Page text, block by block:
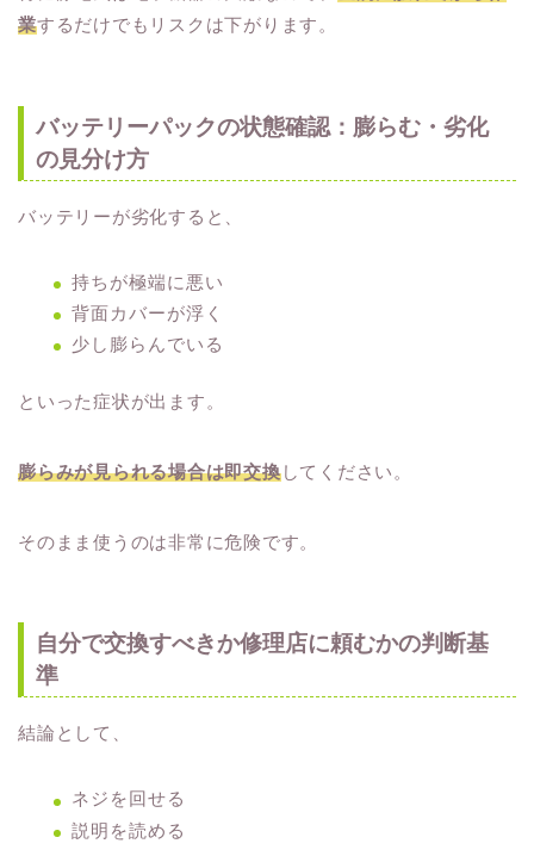
業するだけでもリスクは下がります。
バッテリーパックの状態確認：膨らむ・劣化
の見分け方
バッテリーが劣化すると、
持ちが極端に悪い
背面カバーが浮く
少し膨らんでいる
といった症状が出ます。
膨らみが見られる場合は即交換してください。
そのまま使うのは非常に危険です。
自分で交換すべきか修理店に頼むかの判断基
準
結論として、
ネジを回せる
説明を読める